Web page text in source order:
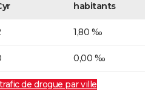
habitants
1,80 ‰
0,00 ‰
de drogue par ville